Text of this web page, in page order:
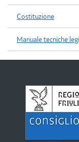
Costituzione
Manuale tecniche